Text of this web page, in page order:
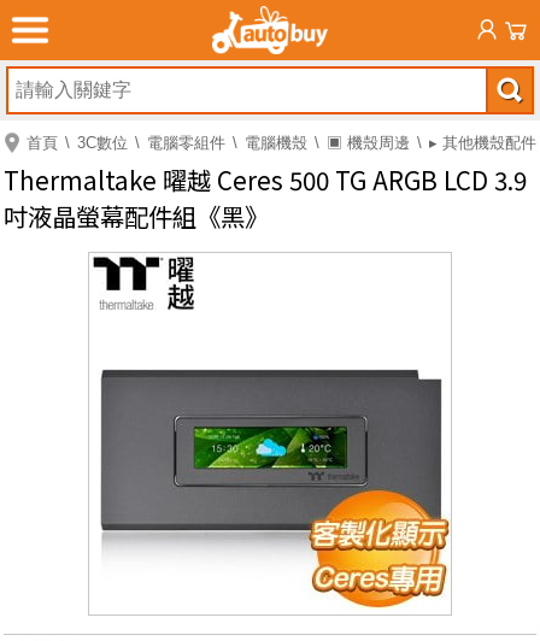
首頁 3C數位 電腦零組件 電腦機殼 ▣ 機殼周邊 ▸ 其他機殼配件
Thermaltake 曜越 Ceres 500 TG ARGB LCD 3.9
吋液晶螢幕配件組《黑》